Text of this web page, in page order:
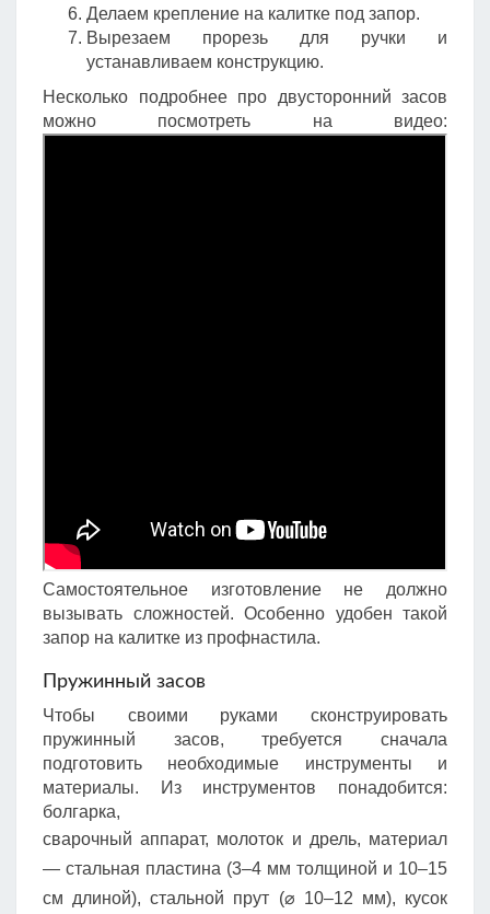
Делаем крепление на калитке под запор.
Вырезаем прорезь для ручки и
устанавливаем конструкцию.
Несколько подробнее про двусторонний засов
можно посмотреть на видео:
Самостоятельное изготовление не должно
вызывать сложностей. Особенно удобен такой
запор на калитке из профнастила.
Пружинный засов
Чтобы своими руками сконструировать
пружинный засов, требуется сначала
подготовить необходимые инструменты и
материалы. Из инструментов понадобится:
болгарка,
сварочный аппарат, молоток и дрель, материал
— стальная пластина (3–4 мм толщиной и 10–15
см длиной), стальной прут (⌀ 10–12 мм), кусок